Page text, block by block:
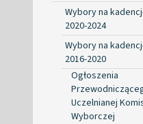
Wybory na
2020-2024
Wybory na
2016-2020
Ogłoszenia
Uczelnianej
Wyborczej